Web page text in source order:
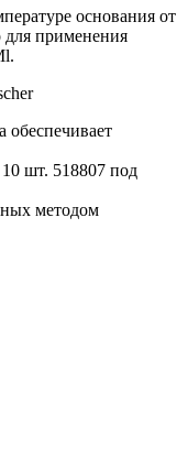
основания от
для применения
обеспечивает
шт. 518807 под
методом